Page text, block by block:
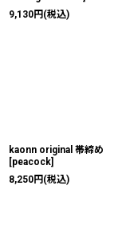
9,130円 (税込)
kaonn original 帯締め
[peacock]
8,250円 (税込)